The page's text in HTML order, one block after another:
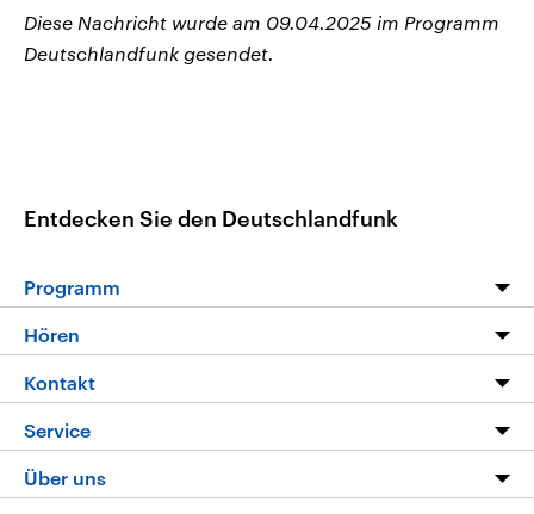
Diese Nachricht wurde am 09.04.2025 im Programm
Deutschlandfunk gesendet.
Entdecken Sie den Deutschlandfunk
Programm
Programm
Die Nachrichten
Nachrichtenleicht
Neue Beiträge auf dlf.de
Hören
Livestream
Podcasts
Deutschlandfunk App
Kontakt
Hörerservice
Service
FAQ
Über uns